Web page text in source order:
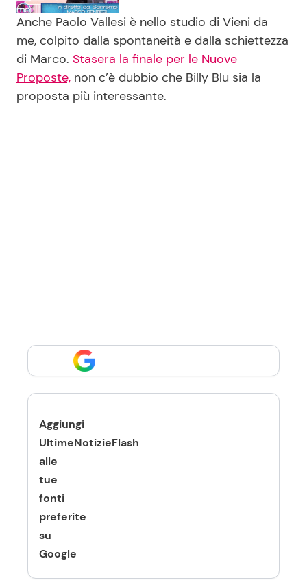
Anche Paolo Vallesi è nello studio di Vieni da
me, colpito dalla spontaneità e dalla schiettezza
di Marco. Stasera la finale per le Nuove
Proposte, non c’è dubbio che Billy Blu sia la
proposta più interessante.
Aggiungi
UltimeNotizieFlash
alle
tue
fonti
preferite
su
Google